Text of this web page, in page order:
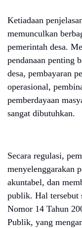
Ketiadaan
memunculkan
pemerintah desa.
pendanaan penting
desa, pembayaran
operasional,
pemberdayaan
sangat dibutuhkan.
Secara regulasi,
menyelenggarakan
akuntabel, dan
publik. Hal tersebut
Nomor 14 Tahun
Publik, yang